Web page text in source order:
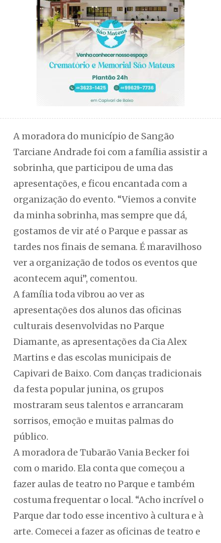
A moradora do município de Sangão
Tarciane Andrade foi com a família assistir a
sobrinha, que participou de uma das
apresentações, e ficou encantada com a
organização do evento. “Viemos a convite
da minha sobrinha, mas sempre que dá,
gostamos de vir até o Parque e passar as
tardes nos finais de semana. É maravilhoso
ver a organização de todos os eventos que
acontecem aqui”, comentou.
A família toda vibrou ao ver as
apresentações dos alunos das oficinas
culturais desenvolvidas no Parque
Diamante, as apresentações da Cia Alex
Martins e das escolas municipais de
Capivari de Baixo. Com danças tradicionais
da festa popular junina, os grupos
mostraram seus talentos e arrancaram
sorrisos, emoção e muitas palmas do
público.
A moradora de Tubarão Vania Becker foi
com o marido. Ela conta que começou a
fazer aulas de teatro no Parque e também
costuma frequentar o local. “Acho incrível o
Parque dar todo esse incentivo à cultura e à
arte. Comecei a fazer as oficinas de teatro e